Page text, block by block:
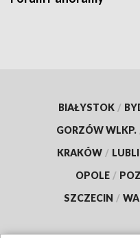
BIAŁYSTOK /
GORZÓW WLKP.
KRAKÓW /
OPOLE /
SZCZECIN /